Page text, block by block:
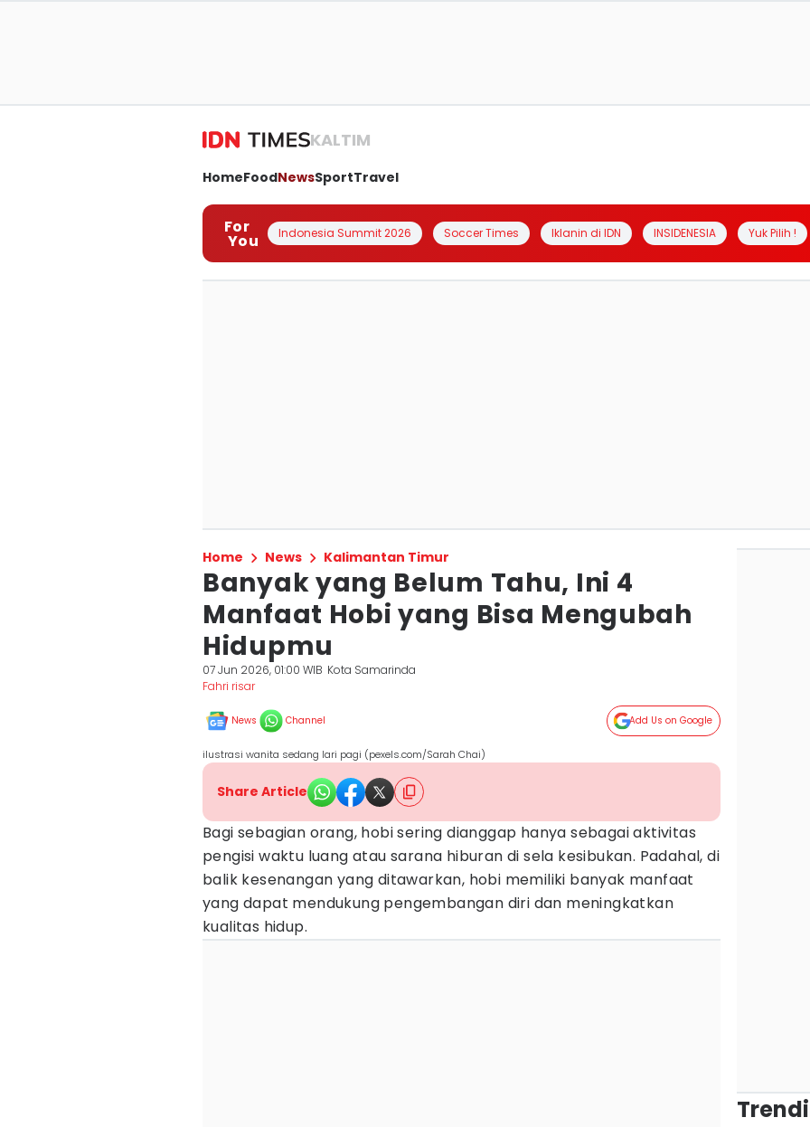
KALTIM
HomeFoodNewsSportTravel
For
You Indonesia Summit 2026 Soccer Times Iklanin di IDN INSIDENESIA Yuk Pilih !
Home News Kalimantan Timur
Banyak yang Belum Tahu, Ini 4
Manfaat Hobi yang Bisa Mengubah
Hidupmu
07 Jun 2026, 01:00 WIB Kota Samarinda
Fahri risar
News Channel Add Us on Google
ilustrasi wanita sedang lari pagi (pexels.com/Sarah Chai)
Share Article
Bagi sebagian orang, hobi sering dianggap hanya sebagai aktivitas
pengisi waktu luang atau sarana hiburan di sela kesibukan. Padahal, di
balik kesenangan yang ditawarkan, hobi memiliki banyak manfaat
yang dapat mendukung pengembangan diri dan meningkatkan
kualitas hidup.